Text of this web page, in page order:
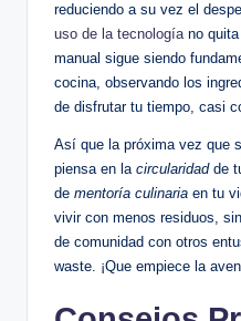
reduciendo a su vez el
uso de la tecnologíano quita
manual sigue siendo
cocina, observando los
de disfrutar tu tiempo, casi
Así que la próxima vez que
piensa en la circularidadde
de mentoría culinaria en tu
vivir con menos residuos,
de comunidad con otros
waste. ¡Que empiece la